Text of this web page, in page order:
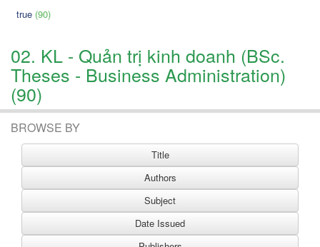
true (90)
02. KL - Quản trị kinh doanh (BSc.
Theses - Business Administration)
(90)
BROWSE BY